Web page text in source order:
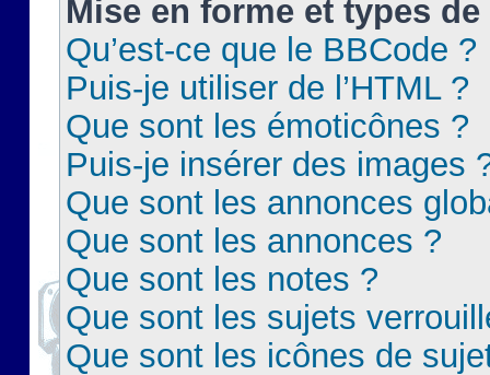
Mise en forme et types
Qu’est-ce que le BBCode ?
Puis-je utiliser de l’HTML ?
Que sont les émoticônes ?
Puis-je insérer des images
Que sont les annonces
Que sont les annonces ?
Que sont les notes ?
Que sont les sujets
Que sont les icônes de